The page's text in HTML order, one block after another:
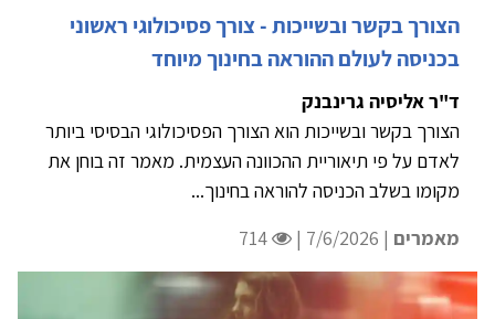
הצורך בקשר ובשייכות - צורך פסיכולוגי ראשוני
בכניסה לעולם ההוראה בחינוך מיוחד
ד"ר אליסיה גרינבנק
הצורך בקשר ובשייכות הוא הצורך הפסיכולוגי הבסיסי ביותר
לאדם על פי תיאוריית ההכוונה העצמית. מאמר זה בוחן את
מקומו בשלב הכניסה להוראה בחינוך...
מאמרים | 7/6/2026 |